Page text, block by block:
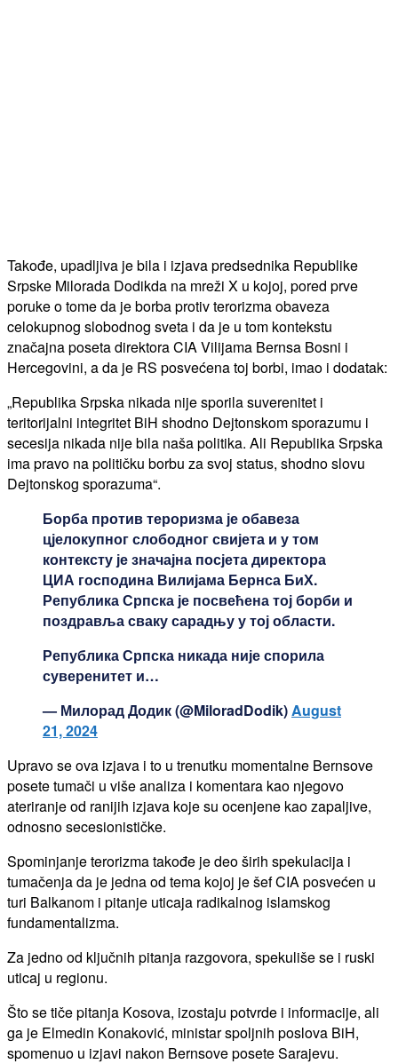
Takođe, upadljiva je bila i izjava predsednika Republike
Srpske Milorada Dodikda na mreži X u kojoj, pored prve
poruke o tome da je borba protiv terorizma obaveza
celokupnog slobodnog sveta i da je u tom kontekstu
značajna poseta direktora CIA Vilijama Bernsa Bosni i
Hercegovini, a da je RS posvećena toj borbi, imao i dodatak:
„Republika Srpska nikada nije sporila suverenitet i
teritorijalni integritet BiH shodno Dejtonskom sporazumu i
secesija nikada nije bila naša politika. Ali Republika Srpska
ima pravo na političku borbu za svoj status, shodno slovu
Dejtonskog sporazuma“.
Борба против тероризма је обавеза
цјелокупног слободног свијета и у том
контексту је значајна посјета директора
ЦИА господина Вилијама Бернса БиХ.
Република Српска је посвећена тој борби и
поздравља сваку сарадњу у тој области.
Република Српска никада није спорила
суверенитет и…
— Милорад Додик (@MiloradDodik)August
21, 2024
Upravo se ova izjava i to u trenutku momentalne Bernsove
posete tumači u više analiza i komentara kao njegovo
ateriranje od ranijih izjava koje su ocenjene kao zapaljive,
odnosno secesionističke.
Spominjanje terorizma takođe je deo širih spekulacija i
tumačenja da je jedna od tema kojoj je šef CIA posvećen u
turi Balkanom i pitanje uticaja radikalnog islamskog
fundamentalizma.
Za jedno od ključnih pitanja razgovora, spekuliše se i ruski
uticaj u regionu.
Što se tiče pitanja Kosova, izostaju potvrde i informacije, ali
ga je Elmedin Konaković, ministar spoljnih poslova BiH,
spomenuo u izjavi nakon Bernsove posete Sarajevu.